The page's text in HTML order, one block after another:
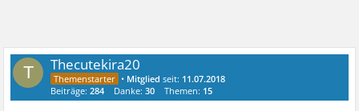
T Thecutekira20
• Mitglied seit: 11.07.2018
Beiträge:284 Danke:30 Themen: 15